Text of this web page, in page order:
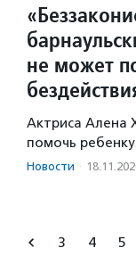
не может
Актриса Алена
помочь
Новости ·
3 4 5